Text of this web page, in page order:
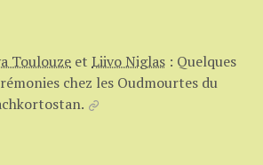
Toulouze et Liivo Niglas : Quelques
chez les Oudmourtes du